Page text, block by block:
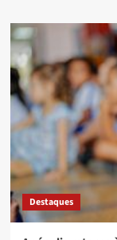
Destaques